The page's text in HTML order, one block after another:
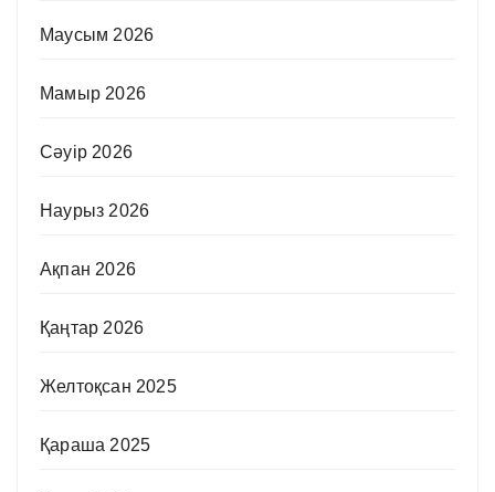
Маусым 2026
Мамыр 2026
Сәуір 2026
Наурыз 2026
Ақпан 2026
Қаңтар 2026
Желтоқсан 2025
Қараша 2025